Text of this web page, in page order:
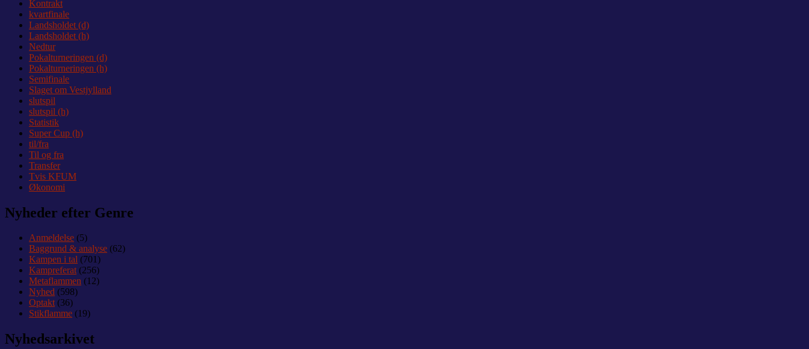
Kontrakt
kvartfinale
Landsholdet (d)
Landsholdet (h)
Nedtur
Pokalturneringen (d)
Pokalturneringen (h)
Semifinale
Slaget om Vestjylland
slutspil
slutspil (h)
Statistik
Super Cup (h)
til/fra
Til og fra
Transfer
Tvis KFUM
Økonomi
Nyheder efter Genre
Anmeldelse (5)
Baggrund & analyse (62)
Kampen i tal (701)
Kampreferat(256)
Metaflammen (12)
Nyhed (598)
Optakt(36)
Stikflamme (19)
Nyhedsarkivet